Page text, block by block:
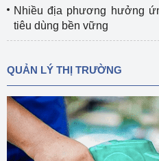
Nhiều địa phương hưởng
tiêu dùng bền vững
QUẢN LÝ THỊ TRƯỜNG